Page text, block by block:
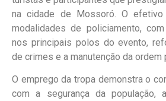
na cidade de Mossoró. O efetivo
modalidades de policiamento,
nos principais polos do evento,
de crimes e a manutenção da ordem
O emprego da tropa demonstra o
com a segurança da população,